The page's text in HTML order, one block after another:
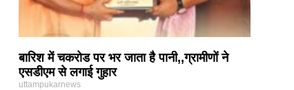
बारिश में चकरोड पर भर जाता है पानी,,ग्रामीणों ने
एसडीएम से लगाई गुहार
uttampukarnews